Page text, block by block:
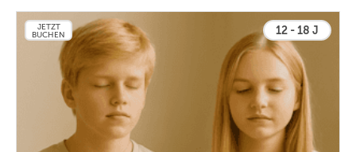
JETZT
BUCHEN
12 - 18 J